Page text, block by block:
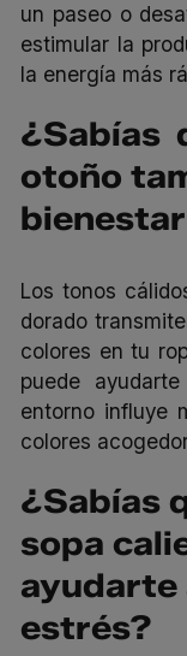
un paseo o
estimular la
la energía más
¿Sabías
otoño
Los tonos
dorado
colores en tu
puede
entorno influye
colores
¿Sabías
sopa
ayudarte
estrés?